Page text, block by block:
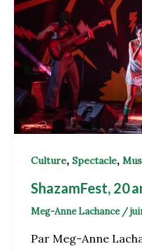
Culture, Spectacle,
ShazamFest, 20
Meg-Anne Lachance /
Par Meg-Anne